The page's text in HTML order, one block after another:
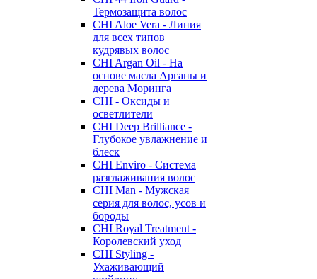
Термозащита волос
CHI Aloe Vera - Линия
для всех типов
кудрявых волос
CHI Argan Oil - На
основе масла Арганы и
дерева Моринга
CHI - Оксиды и
осветлители
CHI Deep Brilliance -
Глубокое увлажнение и
блеск
CHI Enviro - Система
разглаживания волос
CHI Man - Мужская
серия для волос, усов и
бороды
CHI Royal Treatment -
Королевский уход
CHI Styling -
Ухаживающий